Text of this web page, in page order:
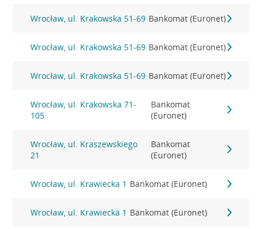
Wrocław, ul. Krakowska 51-69 Bankomat (Euronet)
Wrocław, ul. Krakowska 51-69 Bankomat (Euronet)
Wrocław, ul. Krakowska 51-69 Bankomat (Euronet)
Wrocław, ul. Krakowska 71-
105
Bankomat
(Euronet)
Wrocław, ul. Kraszewskiego
21
Bankomat
(Euronet)
Wrocław, ul. Krawiecka 1 Bankomat (Euronet)
Wrocław, ul. Krawiecka 1 Bankomat (Euronet)